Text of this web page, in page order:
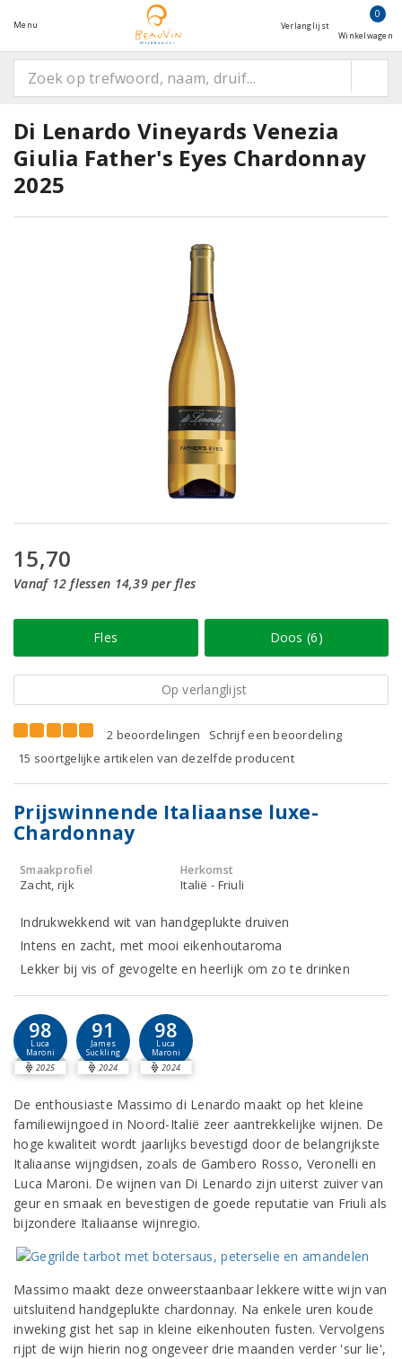
Menu Verlanglijst
0
Winkelwagen
Di Lenardo Vineyards Venezia
Giulia Father's Eyes Chardonnay
2025
15,70
Vanaf 12 flessen 14,39 per fles
Fles Doos (6)
Op verlanglijst
2 beoordelingen
Schrijf een beoordeling
15 soortgelijke artikelen van dezelfde producent
Prijswinnende Italiaanse luxe-
Chardonnay
Smaakprofiel
Zacht, rijk
Herkomst
Italië - Friuli
Indrukwekkend wit van handgeplukte druiven
Intens en zacht, met mooi eikenhoutaroma
Lekker bij vis of gevogelte en heerlijk om zo te drinken
98
Luca
Maroni
2025
91
James
Suckling
2024
98
Luca
Maroni
2024
De enthousiaste Massimo di Lenardo maakt op het kleine
familiewijngoed in Noord-Italië zeer aantrekkelijke wijnen. De
hoge kwaliteit wordt jaarlijks bevestigd door de belangrijkste
Italiaanse wijngidsen, zoals de Gambero Rosso, Veronelli en
Luca Maroni. De wijnen van Di Lenardo zijn uiterst zuiver van
geur en smaak en bevestigen de goede reputatie van Friuli als
bijzondere Italiaanse wijnregio.
Massimo maakt deze onweerstaanbaar lekkere witte wijn van
uitsluitend handgeplukte chardonnay. Na enkele uren koude
inweking gist het sap in kleine eikenhouten fusten. Vervolgens
rijpt de wijn hierin nog ongeveer drie maanden verder 'sur lie',